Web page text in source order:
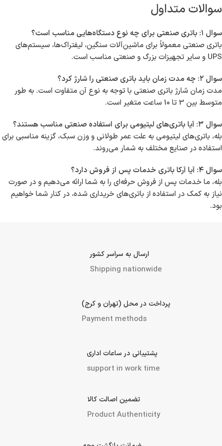
مختلف باتری‌های مناسب برای صنایع و نیازهای خاص، می‌توانیم به شما
کمک کنیم تا بهترین انتخاب را داشته باشید. با کارشناسان ما تماس بگیرید
و از مشاوره رایگان ما برخوردار شوید. از همراهی شما با آرکا باتری
سپاسگزاریم و امیدواریم بتوانیم در تأمین انرژی مورد نیاز شما نقش مؤثری
ایفا کنیم.
سوالات متداول
سوال ۱: باتری صنعتی برای چه نوع دستگاه‌هایی مناسب است؟
UPS و سایر تجهیزات بزرگ و صنعتی مناسب است.
سوال ۲: چه مدت زمان باید باتری صنعتی را شارژ کرد؟
متوسط بین 3 تا 10 ساعت متغیر است.
سوال ۳: آیا باتری‌های لیتیومی برای استفاده صنعتی مناسب هستند؟
بله، باتری‌های لیتیومی به علت عمر طولانی و وزن سبک، گزینه مناسبی برای
بله، ما خدمات پس از فروش حرفه‌ای را به شما ارائه می‌دهیم و در صورت
ارسال به سراسر کشور
پرداخت در محل (تهران و کرج)